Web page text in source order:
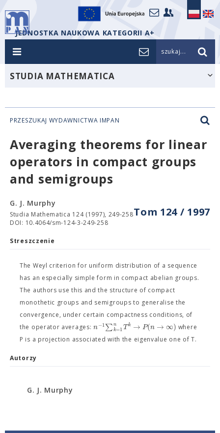
JEDNOSTKA NAUKOWA KATEGORII A+
szukaj...
STUDIA MATHEMATICA
PRZESZUKAJ WYDAWNICTWA IMPAN
Averaging theorems for linear
operators in compact groups
and semigroups
Tom 124 / 1997
G. J. Murphy
Studia Mathematica 124 (1997), 249-258
DOI: 10.4064/sm-124-3-249-258
Streszczenie
The Weyl criterion for uniform distribution of a sequence
has an especially simple form in compact abelian groups.
The authors use this and the structure of compact
monothetic groups and semigroups to generalise the
convergence, under certain compactness conditions, of
the operator averages:n−1∑n
k=1Tk → P(n → ∞) where
P is a projection associated with the eigenvalue one of T.
Autorzy
G. J. Murphy